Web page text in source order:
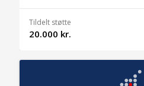
Tildelt støtte
20.000 kr.